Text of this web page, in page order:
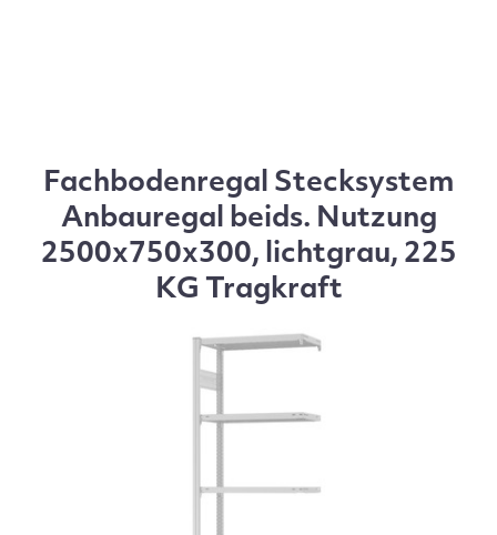
Fachbodenregal Stecksystem
Anbauregal beids. Nutzung
2500x750x300, lichtgrau, 225
KG Tragkraft